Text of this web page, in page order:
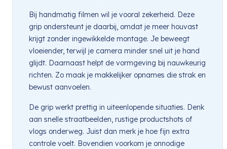
Bij handmatig filmen wil je vooral zekerheid. Deze
grip ondersteunt je daarbij, omdat je meer houvast
krijgt zonder ingewikkelde montage. Je beweegt
vloeiender, terwijl je camera minder snel uit je hand
glijdt. Daarnaast helpt de vormgeving bij nauwkeurig
richten. Zo maak je makkelijker opnames die strak en
bewust aanvoelen.
De grip werkt prettig in uiteenlopende situaties. Denk
aan snelle straatbeelden, rustige productshots of
vlogs onderweg. Juist dan merk je hoe fijn extra
controle voelt. Bovendien voorkom je onnodige